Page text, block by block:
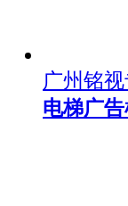
广州铭
电梯广